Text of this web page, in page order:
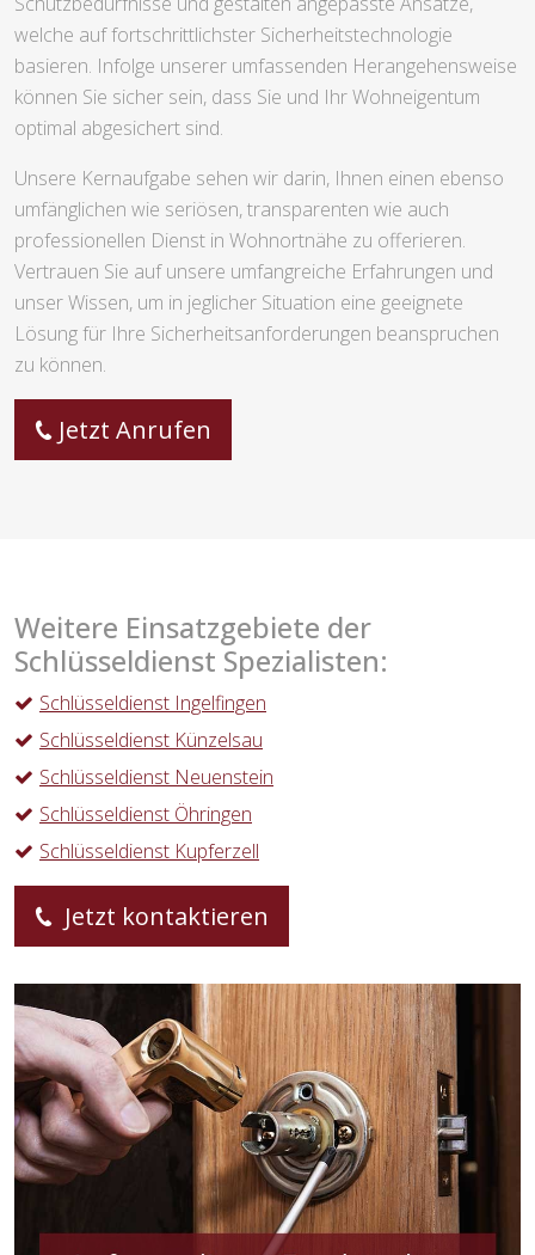
welche auf fortschrittlichster Sicherheitstechnologie
basieren. Infolge unserer umfassenden Herangehensweise
können Sie sicher sein, dass Sie und Ihr Wohneigentum
optimal abgesichert sind.
Unsere Kernaufgabe sehen wir darin, Ihnen einen ebenso
umfänglichen wie seriösen, transparenten wie auch
professionellen Dienst in Wohnortnähe zu offerieren.
Vertrauen Sie auf unsere umfangreiche Erfahrungen und
unser Wissen, um in jeglicher Situation eine geeignete
Lösung für Ihre Sicherheitsanforderungen beanspruchen
zu können.
Jetzt Anrufen
Weitere Einsatzgebiete der
Schlüsseldienst Spezialisten:
Schlüsseldienst Ingelfingen
Schlüsseldienst Künzelsau
Schlüsseldienst Neuenstein
Schlüsseldienst Öhringen
Schlüsseldienst Kupferzell
Jetzt kontaktieren